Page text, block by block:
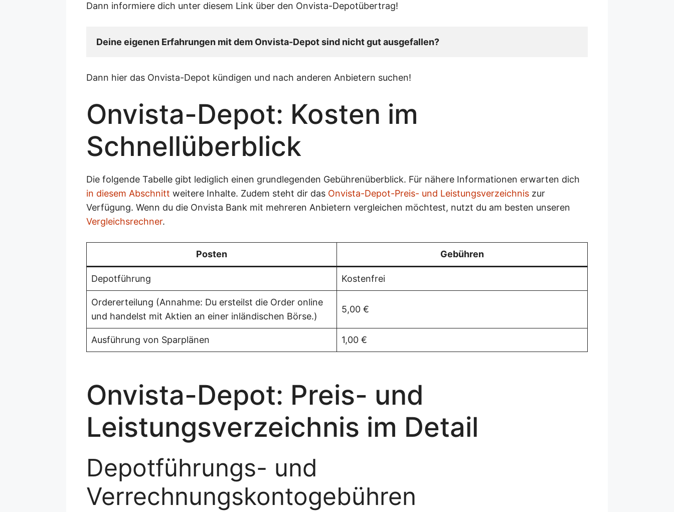
Dann informiere dich unter diesem Link über den Onvista-Depotübertrag!
Deine eigenen Erfahrungen mit dem Onvista-Depot sind nicht gut ausgefallen?
Dann hier das Onvista-Depot kündigen und nach anderen Anbietern suchen!
Onvista-Depot: Kosten im
Schnellüberblick
Die folgende Tabelle gibt lediglich einen grundlegenden Gebührenüberblick. Für nähere Informationen erwarten dich
in diesem Abschnitt weitere Inhalte. Zudem steht dir das Onvista-Depot-Preis- und Leistungsverzeichnis zur
Verfügung. Wenn du die Onvista Bank mit mehreren Anbietern vergleichen möchtest, nutzt du am besten unseren
Vergleichsrechner.
Posten Gebühren
Depotführung Kostenfrei
Ordererteilung (Annahme: Du ersteilst die Order online
und handelst mit Aktien an einer inländischen Börse.)
5,00 €
Ausführung von Sparplänen 1,00 €
Onvista-Depot: Preis- und
Leistungsverzeichnis im Detail
Depotführungs- und
Verrechnungskontogebühren